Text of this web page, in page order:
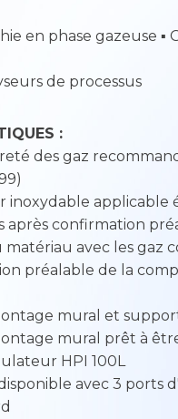
en phase gazeuse ▪
de processus
:
des gaz
inoxydable applicable
après confirmation
avec les gaz
préalable de la
mural et
mural prêt à
HPI 100L
avec 3 ports